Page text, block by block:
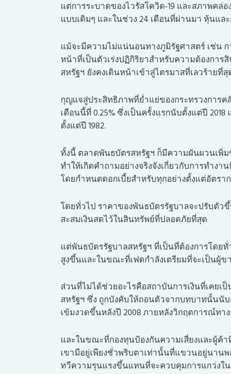
แต่การระบาดของไวรัสโควิด-19 และสภาพค
แบบเดิมๆ และในช่วง 24 เดือนที่ผ่านมา หุ้นแล
แม้จะมีความไม่แน่นอนทางภูมิรัฐศาสตร์ เช่น
หน้าที่เป็นตัวเร่งปฏิกิริยาสำหรับความต้องกา
สหรัฐฯ ยังคงเดินหน้าเข้าสู่ไตรมาสที่เลวร้ายที่สุ
กุญแจสู่ประสิทธิภาพที่ย่ำแย่ของกระทรวงการ
เดือนนี้ที่ 0.25% ซึ่งเป็นครั้งแรกนับตั้งแต่ปี
ตั้งแต่ปี 1982.
ทั้งนี้ ตลาดพันธบัตรสหรัฐฯ ก็มีความผันผวนเพิ่
ทำให้เกิดคำถามอย่างจริงจังเกี่ยวกับการทำง
โดยกำหนดดอกเบี้ยสำหรับทุกอย่างตั้งแต่อัตรา
โดยทั่วไป ราคาของพันธบัตรรัฐบาลจะปรับตัว
สะสมเงินสดไว้ในสินทรัพย์ที่ปลอดภัยที่สุด
แต่พันธบัตรรัฐบาลสหรัฐฯ ที่เป็นที่ต้องการโดย
สูงขึ้นและในขณะที่เฟดกำลังเตรียมที่จะเป็นผู้
ส่วนที่ไม่ได้ช่วยอะไรคือสถาบันการเงินที่เคย
สหรัฐฯ ซึ่ง ถูกบังคับให้ถอนตัวจากบทบาทนั้น
เข้มงวดขึ้นหลังปี 2008 ภายหลังวิกฤตการณ์ทาง
และในขณะที่กองทุนป้องกันความเสี่ยงและผู้ค้
เขามีอยู่เพียงชั่วพริบตาเท่านั้นที่แขวนอยู่นาน
ทวีความรุนแรงขึ้นแทนที่จะควบคุมการแกว่งใ